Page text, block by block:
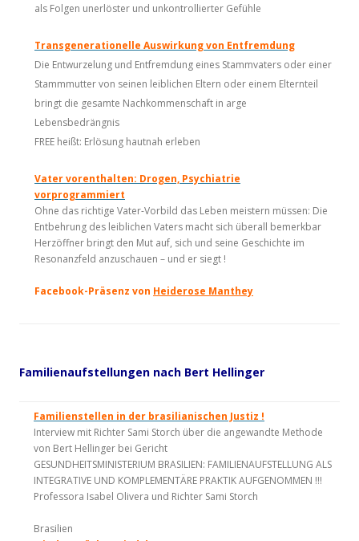
als Folgen unerlöster und unkontrollierter Gefühle
Transgenerationelle Auswirkung von Entfremdung
Die Entwurzelung und Entfremdung eines Stammvaters oder einer
Stammmutter von seinen leiblichen Eltern oder einem Elternteil
bringt die gesamte Nachkommenschaft in arge
Lebensbedrängnis
FREE heißt: Erlösung hautnah erleben
Vater vorenthalten: Drogen, Psychiatrie
vorprogrammiert
Ohne das richtige Vater-Vorbild das Leben meistern müssen: Die
Entbehrung des leiblichen Vaters macht sich überall bemerkbar
Herzöffner bringt den Mut auf, sich und seine Geschichte im
Resonanzfeld anzuschauen – und er siegt !
Facebook-Präsenz von Heiderose Manthey
Familienaufstellungen nach Bert Hellinger
Familienstellen in der brasilianischen Justiz !
Interview mit Richter Sami Storch über die angewandte Methode
von Bert Hellinger bei Gericht
GESUNDHEITSMINISTERIUM BRASILIEN: FAMILIENAUFSTELLUNG ALS
INTEGRATIVE UND KOMPLEMENTÄRE PRAKTIK AUFGENOMMEN !!!
Professora Isabel Olivera und Richter Sami Storch
Brasilien